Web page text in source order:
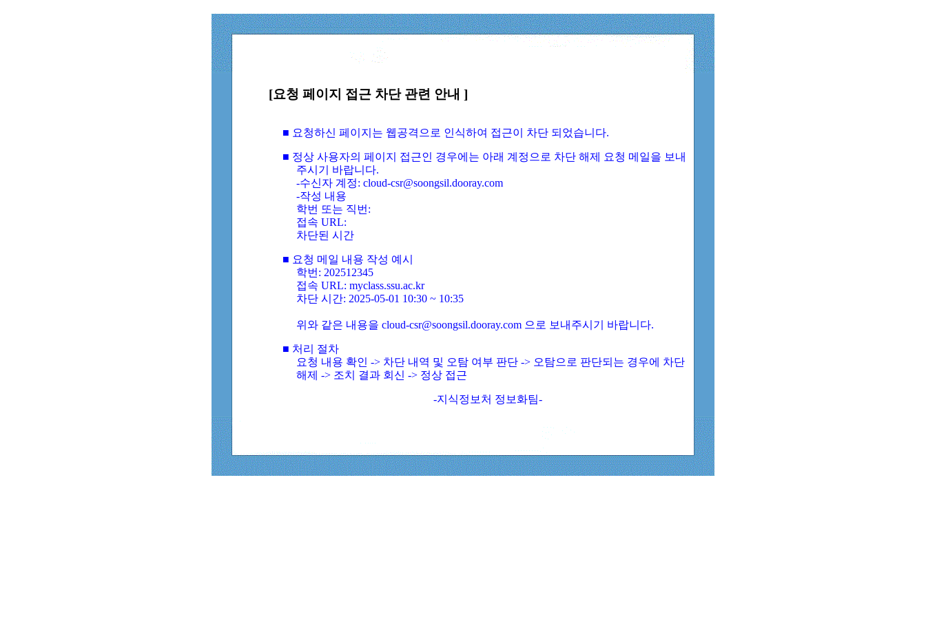
[요청 페이지 접근 차단 관련 안내 ]
■ 요청하신 페이지는 웹공격으로 인식하여 접근이 차단 되었습니다.
■ 정상 사용자의 페이지 접근인 경우에는 아래 계정으로 차단 해제 요청 메일을 보내
주시기 바랍니다.
-수신자 계정: cloud-csr@soongsil.dooray.com
-작성 내용
학번 또는 직번:
접속 URL:
차단된 시간
■ 요청 메일 내용 작성 예시
학번: 202512345
접속 URL: myclass.ssu.ac.kr
차단 시간: 2025-05-01 10:30 ~ 10:35
위와 같은 내용을 cloud-csr@soongsil.dooray.com 으로 보내주시기 바랍니다.
■ 처리 절차
요청 내용 확인 -> 차단 내역 및 오탐 여부 판단 -> 오탐으로 판단되는 경우에 차단
해제 -> 조치 결과 회신 -> 정상 접근
-지식정보처 정보화팀-